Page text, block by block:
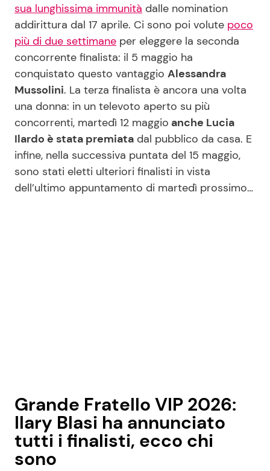
Festività Ricette per Bambini
Seguici
Info
Chi siamo
Disclaimer e Privacy
sua lunghissima immunità dalle nomination
addirittura dal 17 aprile. Ci sono poi volute poco
più di due settimane per eleggere la seconda
concorrente finalista: il 5 maggio ha
conquistato questo vantaggio Alessandra
Mussolini. La terza finalista è ancora una volta
una donna: in un televoto aperto su più
concorrenti, martedì 12 maggio anche Lucia
Ilardo è stata premiata dal pubblico da casa. E
infine, nella successiva puntata del 15 maggio,
sono stati eletti ulteriori finalisti in vista
dell’ultimo appuntamento di martedì prossimo…
Grande Fratello VIP 2026:
Ilary Blasi ha annunciato
tutti i finalisti, ecco chi
sono